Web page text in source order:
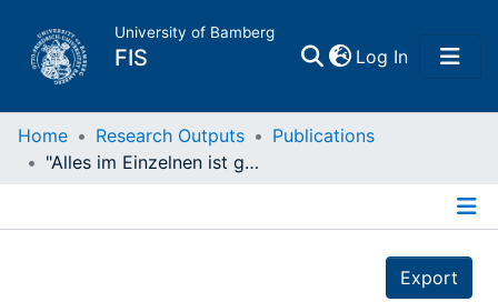
University of Bamberg
FIS Log In(current)
Home
Home Research Outputs
Publications
"Alles im Einzelnen ist gut, alles verbunden ist groß" : Ort und Methode der Naturforschung bei Achim von Arnim
Export